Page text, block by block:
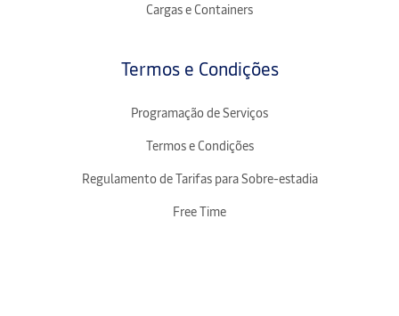
Cargas e Containers
Termos e Condições
Programação de Serviços
Termos e Condições
Regulamento de Tarifas para Sobre-estadia
Free Time